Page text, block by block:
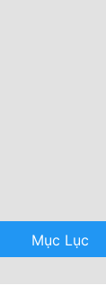
Mục Lục